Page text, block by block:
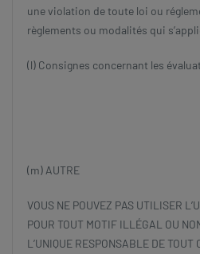
une violation de toute loi ou
règlements ou modalités qui
(l) Consignes concernant les
(m) AUTRE
VOUS NE POUVEZ PAS UTILISER
POUR TOUT MOTIF ILLÉGAL OU
L’UNIQUE RESPONSABLE DE TOUT